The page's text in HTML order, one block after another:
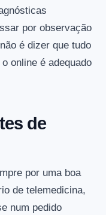
por observação
é dizer que tudo
online é adequado
de
por uma boa
de telemedicina,
num pedido